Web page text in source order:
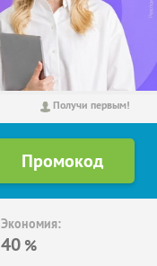
Получи первым!
Экономия:
40 %